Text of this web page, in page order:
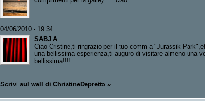
04/06/2010 - 19:34
SABJ A
Ciao Cristine,ti ringrazio per il tuo comm a "Jurassik
una bellissima esperienza,ti auguro di visitare almeno una
bellissima!!!!
Scrivi sul wall di ChristineDepretto »